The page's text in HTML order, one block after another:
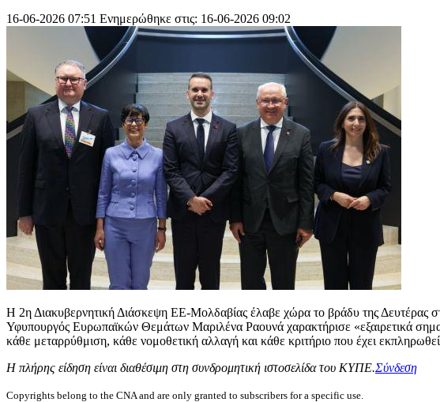
16-06-2026 07:51 Ενημερώθηκε στις: 16-06-2026 09:02
Η 2η Διακυβερνητική Διάσκεψη ΕΕ-Μολδαβίας έλαβε χώρα το βράδυ της Δευτέρας
Υφυπουργός Ευρωπαϊκών Θεμάτων Μαριλένα Ραουνά χαρακτήρισε «εξαιρετικά
κάθε μεταρρύθμιση, κάθε νομοθετική αλλαγή και κάθε κριτήριο που έχει
Η πλήρης είδηση είναι διαθέσιμη στη συνδρομητική ιστοσελίδα του ΚΥΠΕ.Σύνδεση
Copyrights belong to the CNA and are only granted to subscribers for a specific use.